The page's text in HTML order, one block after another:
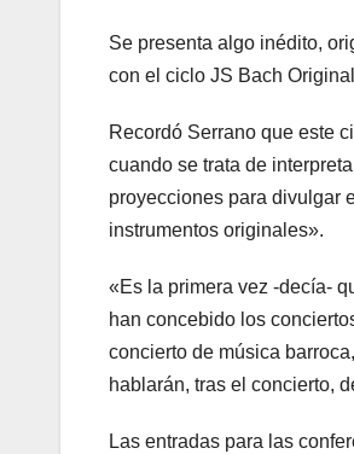
Se presenta algo inédito,
con el ciclo JS Bach
Recordó Serrano que este
cuando se trata de
proyecciones para divulgar
instrumentos originales».
«Es la primera vez -decía-
han concebido los
concierto de música
hablarán, tras el concierto,
Las entradas para las